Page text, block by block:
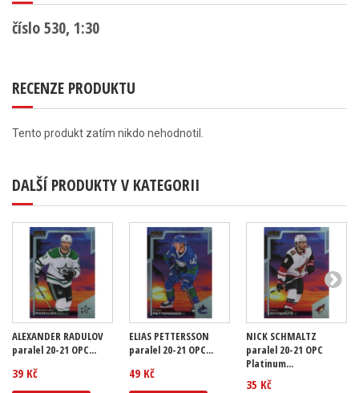
číslo 530, 1:30
RECENZE PRODUKTU
Tento produkt zatím nikdo nehodnotil.
DALŠÍ PRODUKTY V KATEGORII
ALEXANDER RADULOV
paralel 20-21 OPC...
39 Kč
ELIAS PETTERSSON
paralel 20-21 OPC...
49 Kč
NICK SCHMALTZ
paralel 20-21 OPC
Platinum...
35 Kč